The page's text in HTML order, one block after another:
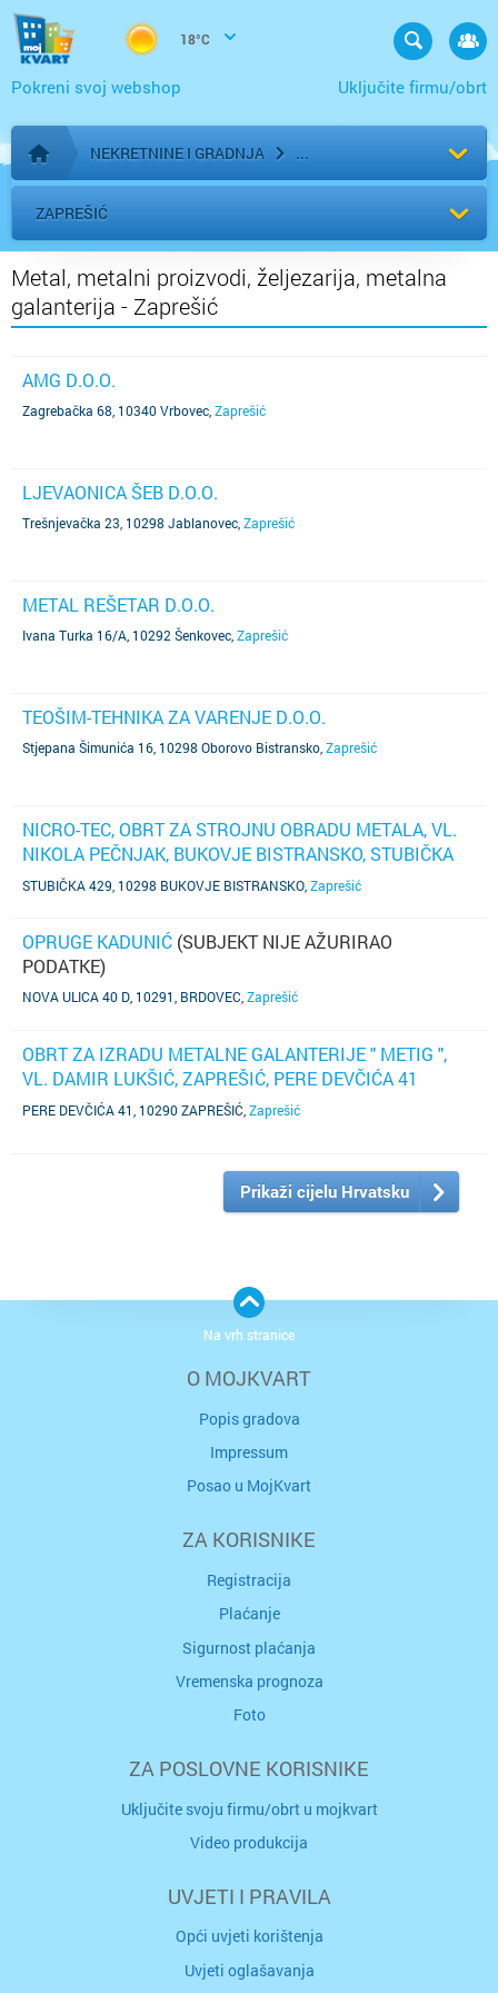
18°C
Uključite firmu/obrt
Pokreni svoj webshop
Početna stranica
NEKRETNINE I GRADNJA
ZAPREŠIĆ
Metal, metalni proizvodi, željezarija, metalna
galanterija - Zaprešić
AMG D.O.O.
Zagrebačka 68, 10340 Vrbovec Zaprešić
LJEVAONICA ŠEB D.O.O.
Trešnjevačka 23, 10298 Jablanovec Zaprešić
METAL REŠETAR D.O.O.
Ivana Turka 16/A, 10292 Šenkovec Zaprešić
TEOŠIM-TEHNIKA ZA VARENJE D.O.O.
Stjepana Šimunića 16, 10298 Oborovo Bistransko Zaprešić
NICRO-TEC, OBRT ZA STROJNU OBRADU METALA, VL.
NIKOLA PEČNJAK, BUKOVJE BISTRANSKO, STUBIČKA
429(SUBJEKT NIJE AŽURIRAO PODATKE)
STUBIČKA 429, 10298 BUKOVJE BISTRANSKO Zaprešić
OPRUGE KADUNIĆ (SUBJEKT NIJE AŽURIRAO
PODATKE)
NOVA ULICA 40 D, 10291, BRDOVEC Zaprešić
OBRT ZA IZRADU METALNE GALANTERIJE " METIG ",
VL. DAMIR LUKŠIĆ, ZAPREŠIĆ, PERE DEVČIĆA 41
(SUBJEKT JE UGAŠEN)
PERE DEVČIĆA 41, 10290 ZAPREŠIĆ Zaprešić
Prikaži cijelu Hrvatsku
O MOJKVART
Popis gradova
Impressum
Posao u MojKvart
ZA KORISNIKE
Registracija
Plaćanje
Sigurnost plaćanja
Vremenska prognoza
Foto
ZA POSLOVNE KORISNIKE
Uključite svoju firmu/obrt u mojkvart
Video produkcija
UVJETI I PRAVILA
Opći uvjeti korištenja
Uvjeti oglašavanja
Na vrh stranice